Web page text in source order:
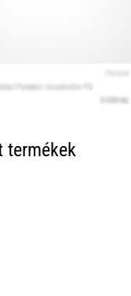
termékek